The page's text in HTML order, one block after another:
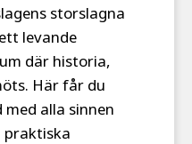
storslagna
levande
där historia,
Här får du
alla sinnen
praktiska